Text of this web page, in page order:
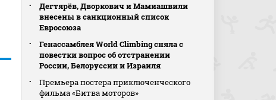
Дегтярёв, Дворкович и Мамиашвили
внесены в санкционный список
Евросоюза
Генассамблея World Climbing сняла с
повестки вопрос об отстранении
России, Белоруссии и Израиля
Премьера постера приключенческого
фильма «Битва моторов»